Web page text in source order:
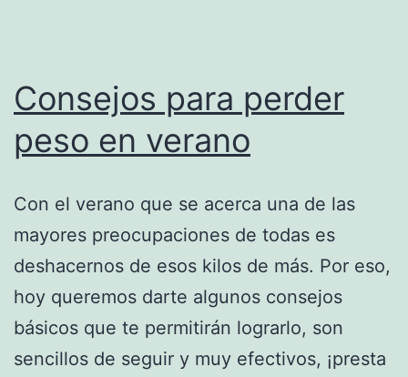
Consejos para perder
peso en verano
Con el verano que se acerca una de las
mayores preocupaciones de todas es
deshacernos de esos kilos de más. Por eso,
hoy queremos darte algunos consejos
básicos que te permitirán lograrlo, son
sencillos de seguir y muy efectivos, ¡presta